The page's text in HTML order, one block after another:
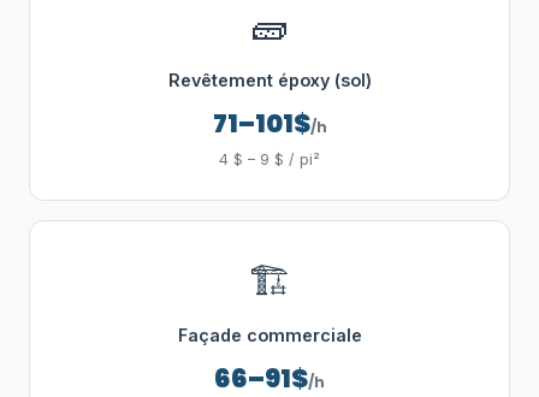
🧱
Revêtement époxy (sol)
71–101$/h
4 $ – 9 $ / pi²
🏗️
Façade commerciale
66–91$/h